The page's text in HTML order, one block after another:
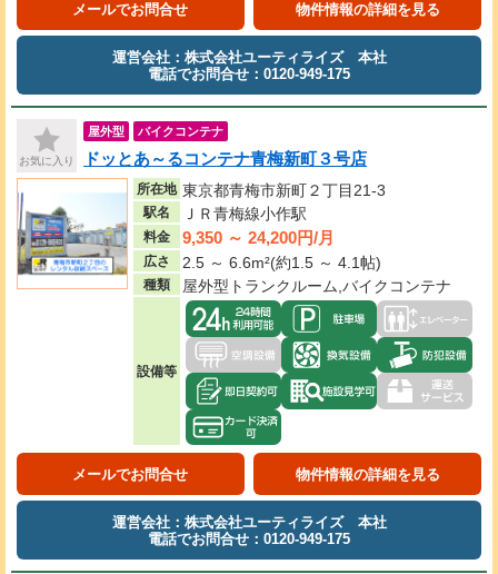
メールでお問合せ 物件情報の詳細を見る
運営会社：株式会社ユーティライズ 本社
電話でお問合せ：0120-949-175
お気に入り
屋外型 バイクコンテナ
ドッとあ～るコンテナ青梅新町３号店
所在地 東京都青梅市新町２丁目21-3
駅名 ＪＲ青梅線小作駅
料金 9,350 ～ 24,200円/月
広さ 2.5 ～ 6.6m²(約1.5 ～ 4.1帖)
種類 屋外型トランクルーム,バイクコンテナ
設備等
メールでお問合せ 物件情報の詳細を見る
運営会社：株式会社ユーティライズ 本社
電話でお問合せ：0120-949-175